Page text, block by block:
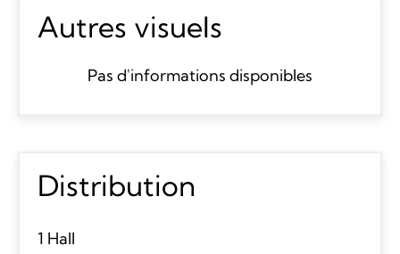
Autres visuels
Pas d'informations disponibles
Distribution
1 Hall